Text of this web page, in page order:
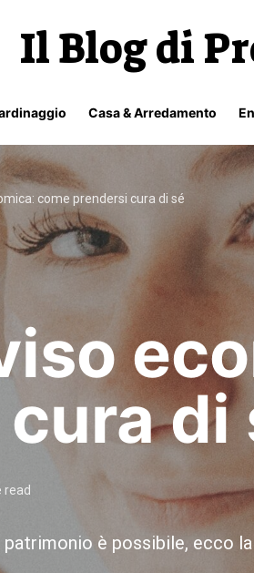
Il Blog di
Casa & Arredamento
come prendersi cura di sé
di
read
patrimonio è possibile, ecco